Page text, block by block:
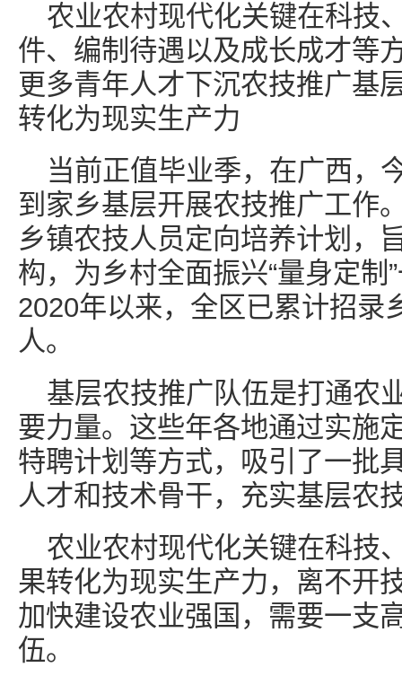
农业农村现代化关键在科技
件、编制待遇以及成长成才等
更多青年人才下沉农技推广基
转化为现实生产力
当前正值毕业季，在广西，
到家乡基层开展农技推广工作
乡镇农技人员定向培养计划，
构，为乡村全面振兴“量身定制
2020年以来，全区已累计招录
人。
基层农技推广队伍是打通农
要力量。这些年各地通过实施
特聘计划等方式，吸引了一批
人才和技术骨干，充实基层农
农业农村现代化关键在科技
果转化为现实生产力，离不开
加快建设农业强国，需要一支
伍。